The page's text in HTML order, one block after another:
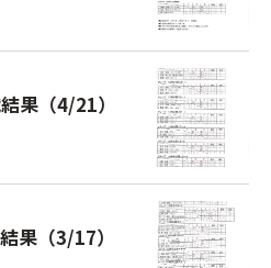
果（4/21）
果（3/17）